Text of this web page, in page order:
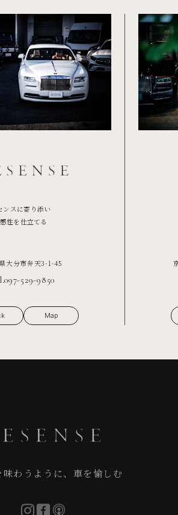
ンスに寄り添い
感性を仕立てる
大分市弁天3-1-45
529-9850
Map
味わうように、車を愉しむ